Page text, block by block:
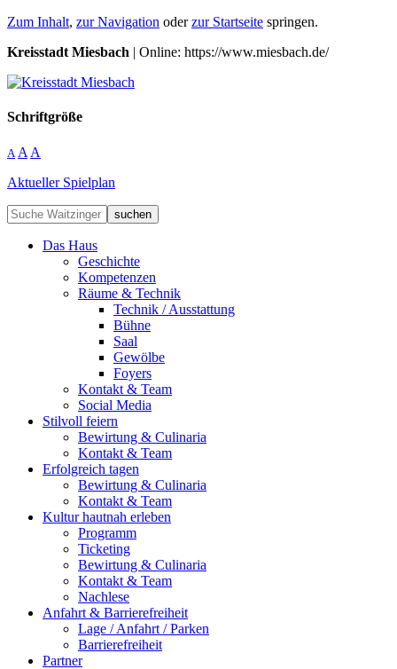
Zum Inhalt, zur Navigation oderzur Startseite springen.
Kreisstadt Miesbach | Online: https://www.miesbach.de/
Schriftgröße
A A A
Aktueller Spielplan
suchen
Das Haus
Geschichte
Kompetenzen
Räume & Technik
Technik / Ausstattung
Bühne
Saal
Gewölbe
Foyers
Kontakt & Team
Social Media
Stilvoll feiern
Bewirtung & Culinaria
Kontakt & Team
Erfolgreich tagen
Bewirtung & Culinaria
Kontakt & Team
Kultur hautnah erleben
Programm
Ticketing
Bewirtung & Culinaria
Kontakt & Team
Nachlese
Anfahrt & Barrierefreiheit
Lage / Anfahrt / Parken
Barrierefreiheit
Partner